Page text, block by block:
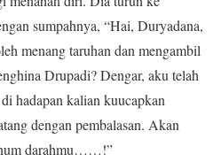
sumpahnya, “Hai, Duryadana,
menang taruhan dan mengambil
Drupadi? Dengar, aku telah
hadapan kalian kuucapkan
dengan pembalasan. Akan
darahmu……!”